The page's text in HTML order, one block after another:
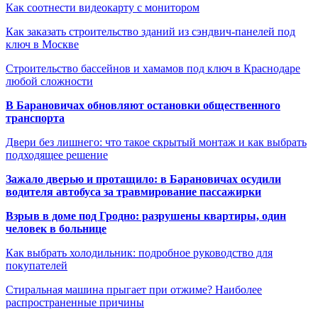
Как соотнести видеокарту с монитором
Как заказать строительство зданий из сэндвич-панелей под
ключ в Москве
Строительство бассейнов и хамамов под ключ в Краснодаре
любой сложности
В Барановичах обновляют остановки общественного
транспорта
Двери без лишнего: что такое скрытый монтаж и как выбрать
подходящее решение
Зажало дверью и протащило: в Барановичах осудили
водителя автобуса за травмирование пассажирки
Взрыв в доме под Гродно: разрушены квартиры, один
человек в больнице
Как выбрать холодильник: подробное руководство для
покупателей
Стиральная машина прыгает при отжиме? Наиболее
распространенные причины